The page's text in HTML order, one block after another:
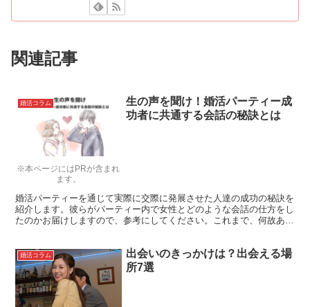
関連記事
※本ページにはPRが含まれ
ます。
婚活コラム
生の声を聞け！婚活パーティー成
功者に共通する会話の秘訣とは
婚活パーティーを通じて実際に交際に発展させた人達の成功の秘訣を
紹介します。彼らがパーティー内で女性とどのような会話の仕方をし
たのかお届けしますので、参考にしてください。これまで、何故あな
婚活コラム
出会いのきっかけは？出会える場
所7選